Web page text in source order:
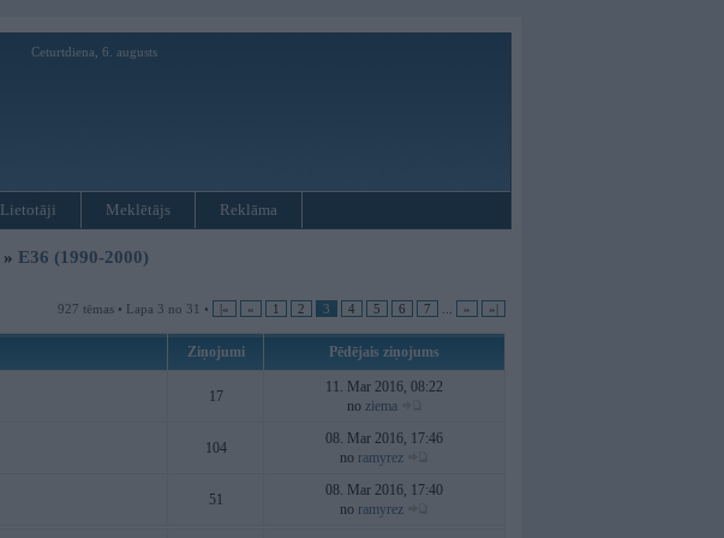
Ceturtdiena, 6. augusts
Lietotāji Meklētājs Reklāma
» E36 (1990-2000)
927 tēmas • Lapa 3 no 31 • |« « 1 2 3 4 5 6 7 » »|
Ziņojumi Pēdējais ziņojums
17
11. Mar 2016, 08:22
no ziema
104
08. Mar 2016, 17:46
no ramyrez
51
08. Mar 2016, 17:40
no ramyrez